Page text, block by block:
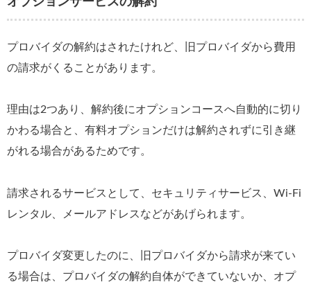
プロバイダの解約はされたけれど、旧プロバイダから費用
の請求がくることがあります。
理由は2つあり、解約後にオプションコースへ自動的に切り
かわる場合と、有料オプションだけは解約されずに引き継
がれる場合があるためです。
請求されるサービスとして、セキュリティサービス、Wi-Fi
レンタル、メールアドレスなどがあげられます。
プロバイダ変更したのに、旧プロバイダから請求が来てい
る場合は、プロバイダの解約自体ができていないか、オプ